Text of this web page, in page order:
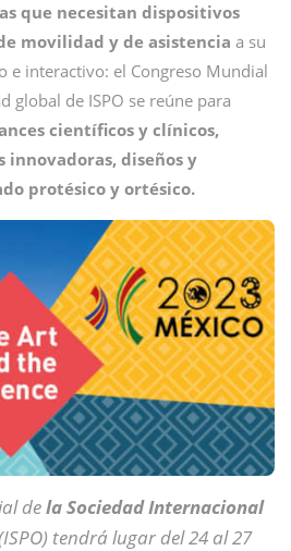
que necesitan dispositivos
movilidad y de asistencia a su
e interactivo: el Congreso Mundial
global de ISPO se reúne para
científicos y clínicos,
innovadoras, diseños y
protésico y ortésico.
dela Sociedad Internacional
tendrá lugar del 24 al 27